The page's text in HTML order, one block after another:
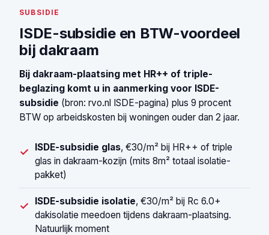
SUBSIDIE
ISDE-subsidie en BTW-voordeel
bij dakraam
Bij dakraam-plaatsing met HR++ of triple-
beglazing komt u in aanmerking voor ISDE-
subsidie (bron: rvo.nl ISDE-pagina) plus 9 procent
BTW op arbeidskosten bij woningen ouder dan 2 jaar.
✓ ISDE-subsidie glas, €30/m² bij HR++ of triple
glas in dakraam-kozijn (mits 8m² totaal isolatie-
pakket)
✓ ISDE-subsidie isolatie, €30/m² bij Rc 6.0+
dakisolatie meedoen tijdens dakraam-plaatsing.
Natuurlijk moment